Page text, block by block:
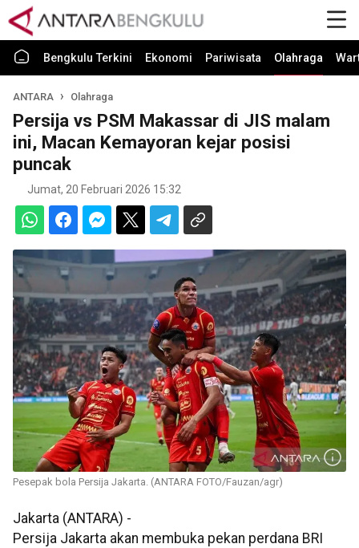
Bengkulu Terkini Ekonomi Pariwisata Olahraga
ANTARA Olahraga
Persija vs PSM Makassar di JIS malam
ini, Macan Kemayoran kejar posisi
puncak
Jumat, 20 Februari 2026 15:32
Pesepak bola Persija Jakarta. (ANTARA FOTO/Fauzan/agr)
Jakarta (ANTARA) -
Persija Jakarta akan membuka pekan perdana BRI